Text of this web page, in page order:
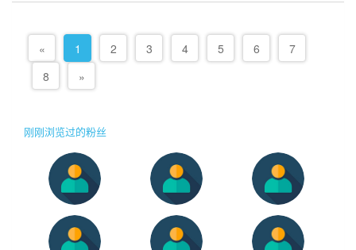
« 1 2 3 4 5 6
7
8
»
刚刚浏览过的粉丝